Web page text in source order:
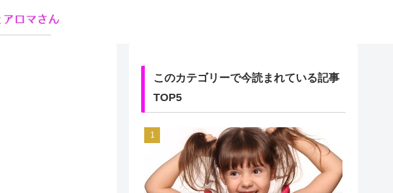
このカテゴリーで今読まれている記事
TOP5